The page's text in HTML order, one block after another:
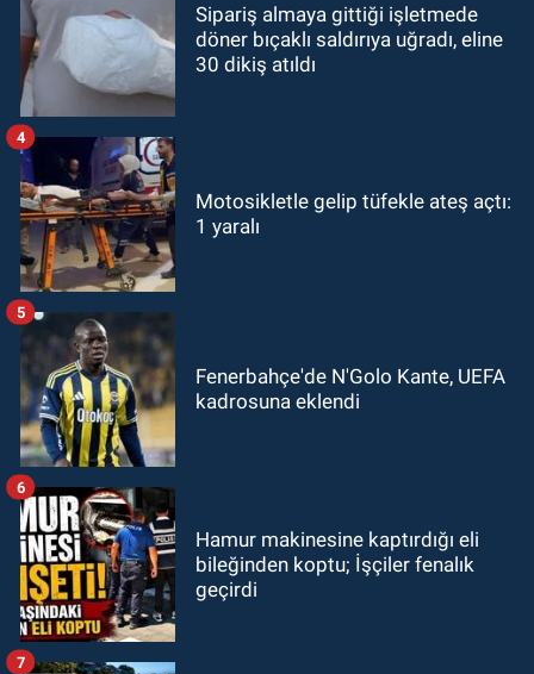
Sipariş almaya gittiği işletmede
döner bıçaklı saldırıya uğradı, eline
30 dikiş atıldı
Motosikletle gelip tüfekle ateş açtı:
1 yaralı
4
Fenerbahçe'de N'Golo Kante, UEFA
kadrosuna eklendi
5
Hamur makinesine kaptırdığı eli
bileğinden koptu; İşçiler fenalık
geçirdi
6
7